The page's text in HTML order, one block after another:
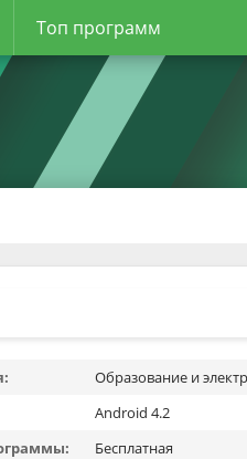
Топ программ
Образование и
Android 4.2
Бесплатная